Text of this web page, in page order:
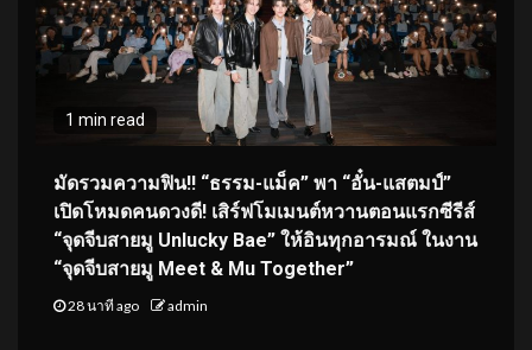
1 min read
มัดรวมความฟิน!! “ธรรม-แม็ค” พา “อั๋น-แสตมป์”
เปิดโหมดคนดวงดี! เสิร์ฟโมเมนต์หวานตอนแรกซีรีส์
“จุดจีบสายมู Unlucky Bae” ให้อินทุกอารมณ์ ในงาน
“จุดจีบสายมู Meet & Mu Together”
28 นาที ago admin